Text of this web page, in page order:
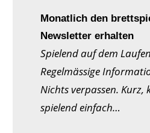
Monatlich den
Newsletter erhalten
Spielend auf dem
Regelmässige
Nichts verpassen. Kurz,
spielend einfach…